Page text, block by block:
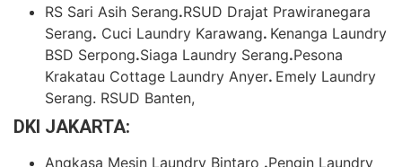
RS Sari Asih Serang.RSUD Drajat Prawiranegara
Serang. Cuci Laundry Karawang. Kenanga Laundry
BSD Serpong.Siaga Laundry Serang.Pesona
Krakatau Cottage Laundry Anyer. Emely Laundry
Serang. RSUD Banten,
DKI JAKARTA:
Angkasa Mesin Laundry Bintaro .Pengin Laundry